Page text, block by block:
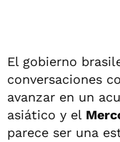
El gobierno
conversaciones
avanzar en un
asiático y el
parece ser una